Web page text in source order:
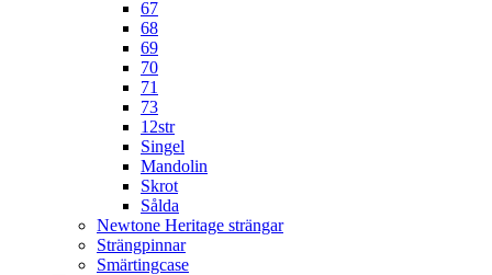
67
68
69
70
71
73
12str
Singel
Mandolin
Skrot
Sålda
Newtone Heritage strängar
Strängpinnar
Smärtingcase